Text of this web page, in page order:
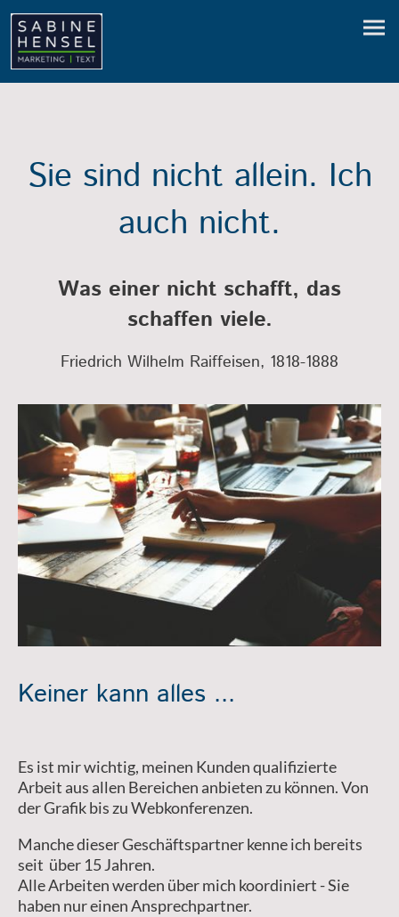
Sie sind nicht allein. Ich
auch nicht.
Was einer nicht schafft, das
schaffen viele.
Friedrich Wilhelm Raiffeisen, 1818-1888
Keiner kann alles ...
Es ist mir wichtig, meinen Kunden qualifizierte
Arbeit aus allen Bereichen anbieten zu können. Von
der Grafik bis zu Webkonferenzen.
Manche dieser Geschäftspartner kenne ich bereits
seit über 15 Jahren.
Alle Arbeiten werden über mich koordiniert - Sie
haben nur einen Ansprechpartner.